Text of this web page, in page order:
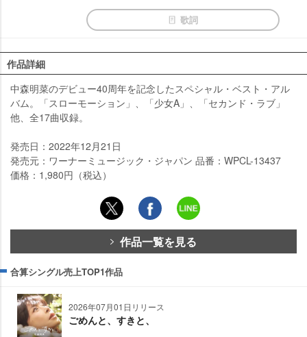
歌詞
作品詳細
中森明菜のデビュー40周年を記念したスペシャル・ベスト・アル
バム。「スローモーション」、「少女A」、「セカンド・ラブ」
他、全17曲収録。
発売日：2022年12月21日
発売元：ワーナーミュージック・ジャパン 品番：WPCL-13437
価格：1,980円（税込）
作品一覧を見る
合算シングル売上TOP1作品
2026年07月01日リリース
ごめんと、すきと、